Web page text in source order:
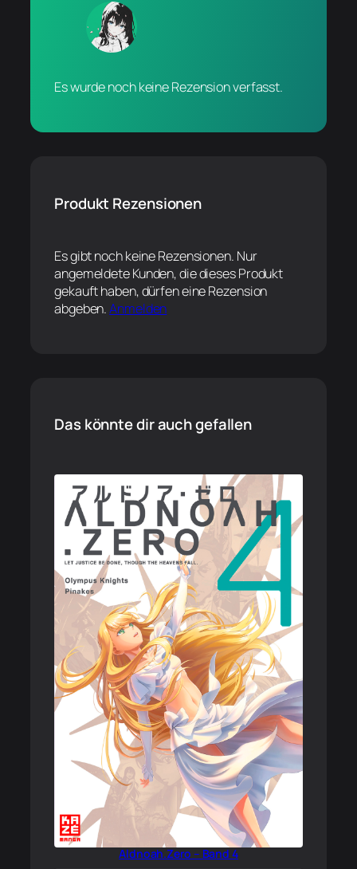
Es wurde noch keine Rezension verfasst.
Produkt Rezensionen
Es gibt noch keine Rezensionen. Nur
angemeldete Kunden, die dieses Produkt
gekauft haben, dürfen eine Rezension
abgeben.Anmelden
Das könnte dir auch gefallen
Aldnoah.Zero – Band 4